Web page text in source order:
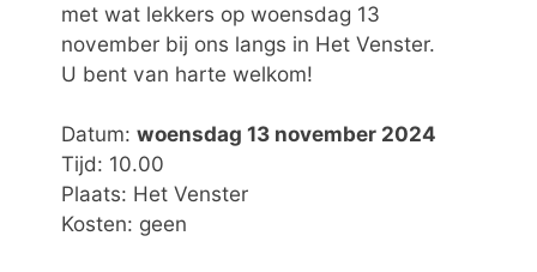
met wat lekkers op woensdag 13
november bij ons langs in Het Venster.
U bent van harte welkom!
Datum: woensdag 13 november 2024
Tijd: 10.00
Plaats: Het Venster
Kosten: geen